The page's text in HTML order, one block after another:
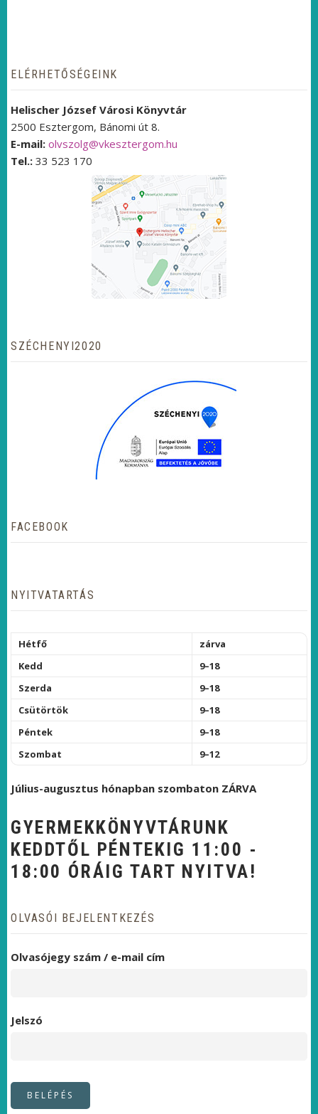
ELÉRHETŐSÉGEINK
Helischer József Városi Könyvtár
2500 Esztergom, Bánomi út 8.
E-mail: olvszolg@vkesztergom.hu
Tel.: 33 523 170
SZÉCHENYI2020
FACEBOOK
NYITVATARTÁS
Hétfő
zárva
Kedd
9–18
Szerda
9–18
Csütörtök
9–18
Péntek
9–18
Szombat
9–12
Július-augusztus hónapban szombaton ZÁRVA
GYERMEKKÖNYVTÁRUNK
KEDDTŐL PÉNTEKIG 11:00 -
18:00 ÓRÁIG TART NYITVA!
OLVASÓI BEJELENTKEZÉS
Olvasójegy szám / e-mail cím
Jelszó